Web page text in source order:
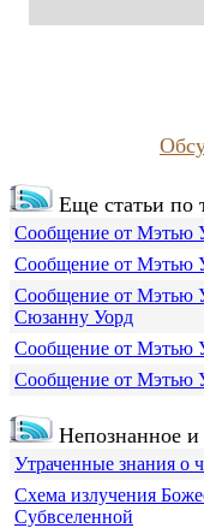
Еще статьи по
Сообщение от Мэтью
Сообщение от Мэтью
Сообщение от Мэтью
Сюзанну Уорд
Сообщение от Мэтью
Сообщение от Мэтью
Непознанное и
Утраченные знания о
Схема излучения
Субвселенной